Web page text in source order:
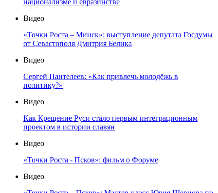
национализме и евразийстве
Видео
«Точки Роста – Минск»: выступление депутата Госдумы
от Севастополя Дмитрия Белика
Видео
Сергей Пантелеев: «Как привлечь молодёжь в
политику?»
Видео
Как Крещение Руси стало первым интеграционным
проектом в истории славян
Видео
«Точки Роста - Псков»: фильм о Форуме
Видео